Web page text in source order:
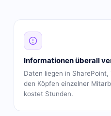
Informationen überall
Daten liegen in SharePoint,
den Köpfen einzelner
kostet Stunden.